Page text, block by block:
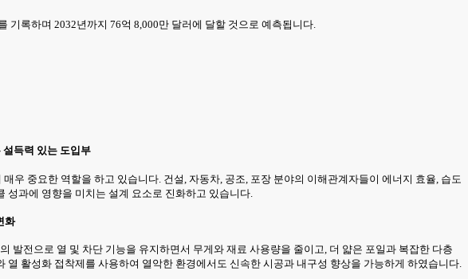
기록하며 2032년까지 76억 8,000만 달러에 달할 것으로 예측됩니다.
득력 있는 도입부
우 중요한 역할을 하고 있습니다. 건설, 자동차, 공조, 포장 분야의 이해관계자들이 에너지 효율, 습도
과에 영향을 미치는 설계 요소로 진화하고 있습니다.
화
발전으로 열 및 차단 기능을 유지하면서 무게와 재료 사용량을 줄이고, 더 얇은 포일과 복잡한 다층
활성화 접착제를 사용하여 열악한 환경에서도 신속한 시공과 내구성 향상을 가능하게 하였습니다.